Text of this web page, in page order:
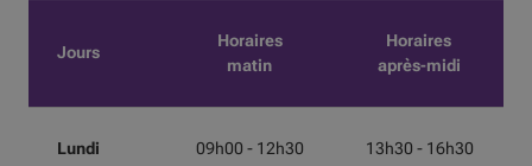
Jours
Horaires
matin
Horaires
après-midi
Lundi 09h00 - 12h30 13h30 - 16h30